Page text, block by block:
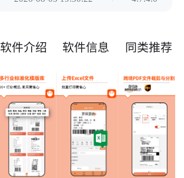
软件介绍 软件信息 同类推荐